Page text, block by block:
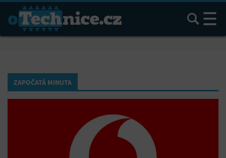
Hledat
ZAPOČATÁ MINUTA